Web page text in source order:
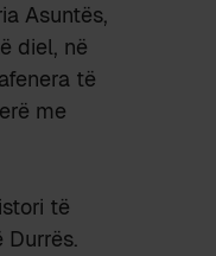
Asuntës,
diel, në
të
me
të